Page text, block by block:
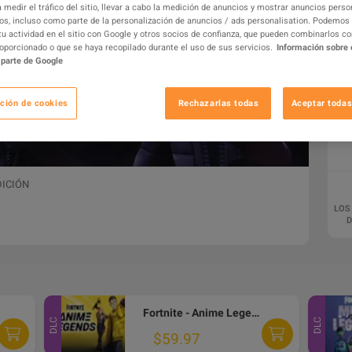
DLC
Fortnite - Anime Legends Pack XBOX One CD Key
$59.97
DLC
medir el tráfico del sitio, llevar a cabo la medición de anuncios y mostrar anuncios
incluso como parte de la personalización de anuncios / ads personalisation.
actividad en el sitio con Google y otros socios de confianza, que pueden combinarlos
o que se haya recopilado durante el uso de sus servicios. Información sobre
de Google
de cookies Rechazarlas todas Aceptar